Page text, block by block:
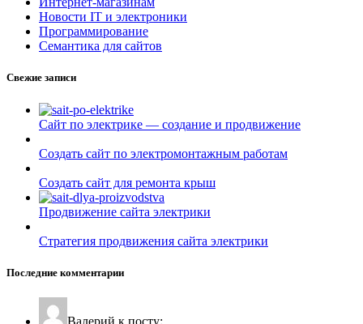
Новости IT и электроники
Программирование
Семантика для сайтов
Свежие записи
Сайт по электрике — создание и продвижение
Создать сайт по электромонтажным работам
Создать сайт для ремонта крыш
Продвижение сайта электрики
Стратегия продвижения сайта электрики
Последние комментарии
Валерий к посту: